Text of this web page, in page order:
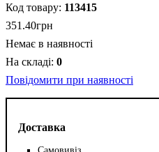
Доставка
113415
351 .40грн
Немає в наявності
0
Повідомити при наявності